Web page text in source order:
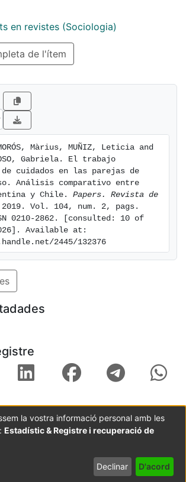
que inciden en la brecha de
en revistes (Sociologia)
de l'ítem
Màrius, MUÑIZ, Leticia and
Gabriela. El trabajo
de cuidados en las parejas de
Análisis comparativo entre
y Chile. Papers. Revista de
Vol. 104, num. 2, pags.
0210-2862. [consulted: 10 of
Available at:
2445/132376
Metadades
la vostra informació personal amb les
Estadístic & Registre i recuperació de
Declinar D'acord